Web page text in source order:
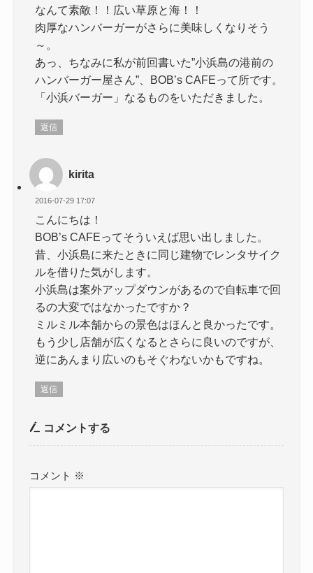
なんて素敵！！広い草原と海！！
肉厚なハンバーガーがさらに美味しくなりそう
～。
あっ、ちなみに私が前回書いた”小浜島の港前の
ハンバーガー屋さん”、BOB’s CAFEって所です。
「小浜バーガー」なるものをいただきました。
返信
kirita
2016-07-29 17:07
こんにちは！
BOB’s CAFEってそういえば思い出しました。
昔、小浜島に来たときに同じ建物でレンタサイク
ルを借りた気がします。
小浜島は案外アップダウンがあるので自転車で回
るの大変ではなかったですか？
ミルミル本舗からの景色はほんと良かったです。
もう少し店舗が広くなるとさらに良いのですが、
逆にあんまり広いのもそぐわないかもですね。
返信
コメントする
コメント ※